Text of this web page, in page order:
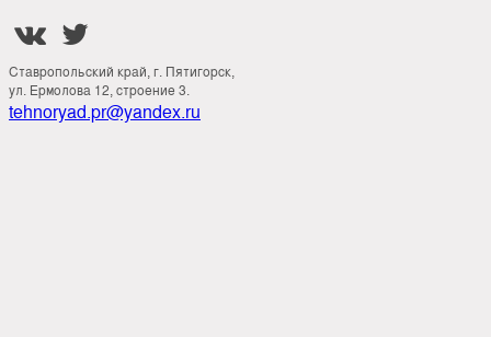
 
Ставропольский край, г. Пятигорск,
ул. Ермолова 12, строение 3.
tehnoryad.pr@yandex.ru